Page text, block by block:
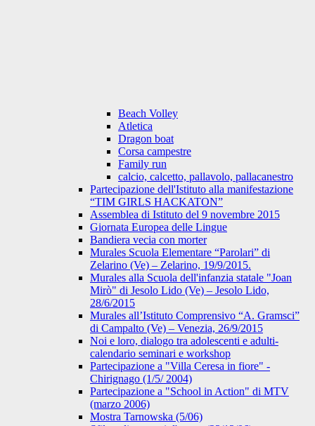
Beach Volley
Atletica
Dragon boat
Corsa campestre
Family run
calcio, calcetto, pallavolo, pallacanestro
Partecipazione dell'Istituto alla manifestazione
“TIM GIRLS HACKATON”
Assemblea di Istituto del 9 novembre 2015
Giornata Europea delle Lingue
Bandiera vecia con morter
Murales Scuola Elementare “Parolari” di
Zelarino (Ve) – Zelarino, 19/9/2015.
Murales alla Scuola dell'infanzia statale "Joan
Mirò" di Jesolo Lido (Ve) – Jesolo Lido,
28/6/2015
Murales all’Istituto Comprensivo “A. Gramsci”
di Campalto (Ve) – Venezia, 26/9/2015
Noi e loro, dialogo tra adolescenti e adulti-
calendario seminari e workshop
Partecipazione a "Villa Ceresa in fiore" -
Chirignago (1/5/ 2004)
Partecipazione a "School in Action" di MTV
(marzo 2006)
Mostra Tarnowska (5/06)